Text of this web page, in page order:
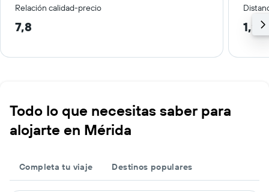
Relación calidad-precio
7,8 1,2
Todo lo que necesitas saber para
alojarte en Mérida
Completa tu viaje Destinos populares